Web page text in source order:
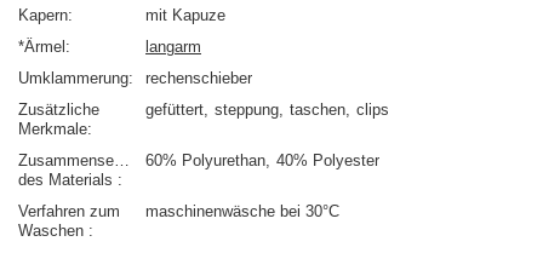
Kapern
mit Kapuze
*Ärmel
langarm
Umklammerung
rechenschieber
Zusätzliche
Merkmale
gefüttert steppung taschen clips
Zusammensetzung
des Materials
60% Polyurethan 40% Polyester
Verfahren zum
Waschen
maschinenwäsche bei 30°C